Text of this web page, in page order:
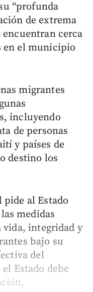
“profunda
de extrema
cerca
en el municipio
migrantes
incluyendo
de personas
y países de
destino los
al Estado
medidas
vida, integridad y
bajo su
del
Estado debe